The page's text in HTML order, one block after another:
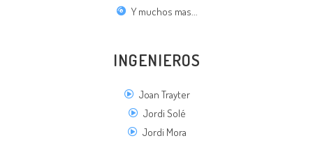
Y muchos mas...
INGENIEROS
Joan Trayter
Jordi Solé
Jordi Mora